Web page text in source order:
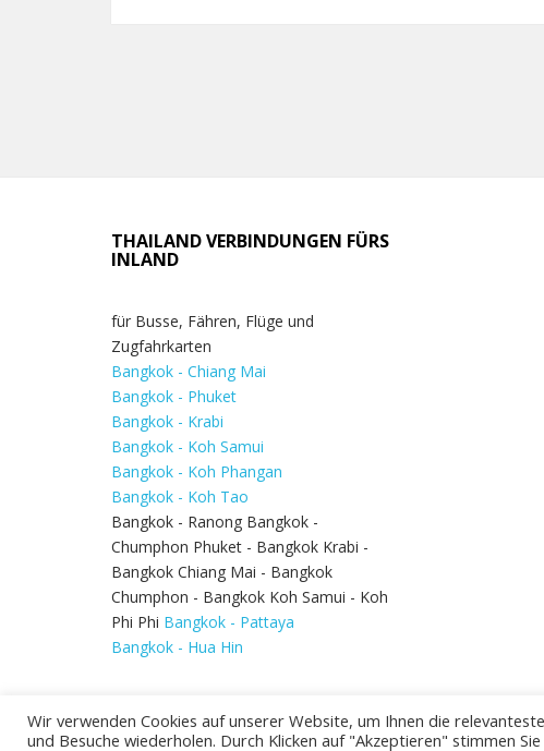
THAILAND VERBINDUNGEN FÜRS
INLAND
für Busse, Fähren, Flüge und
Zugfahrkarten
Bangkok - Chiang Mai
Bangkok - Phuket
Bangkok - Krabi
Bangkok - Koh Samui
Bangkok - Koh Phangan
Bangkok - Koh Tao
Bangkok - Ranong Bangkok -
Chumphon Phuket - Bangkok Krabi -
Bangkok Chiang Mai - Bangkok
Chumphon - Bangkok Koh Samui - Koh
Phi Phi Bangkok - Pattaya
Bangkok - Hua Hin
Wir verwenden Cookies auf unserer Website, um Ihnen die
und Besuche wiederholen. Durch Klicken auf "Akzeptieren" stimmen